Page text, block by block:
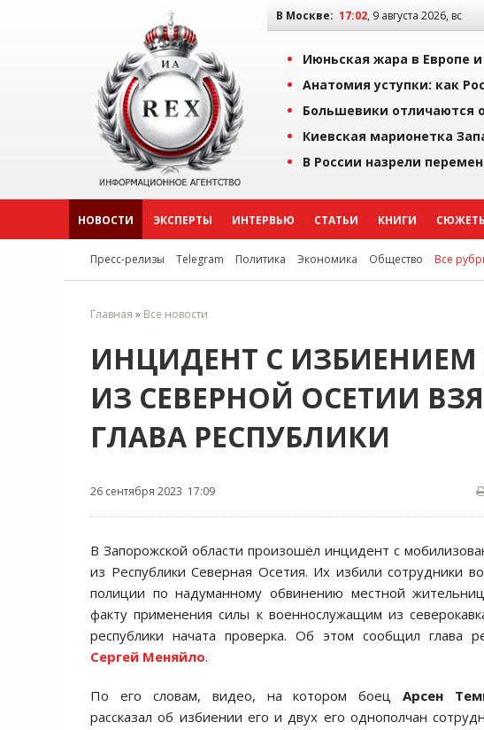
В Москве: 17:02, 9 августа 2026, вс
Июньская жара в Европе
Анатомия уступки: как
Большевики отличаются
Киевская марионетка
В России назрели
НОВОСТИ ЭКСПЕРТЫ ИНТЕРВЬЮ СТАТЬИ КНИГИ
Пресс-релизы Telegram Политика Экономика Общество Все
Главная » Все новости
ИНЦИДЕНТ С
ИЗ СЕВЕРНОЙ ОСЕТИИ
ГЛАВА РЕСПУБЛИКИ
26 сентября 2023 17:09
В Запорожской области произошёл инцидент с
из Республики Северная Осетия. Их избили сотрудники
полиции по надуманному обвинению местной
факту применения силы к военнослужащим из
республики начата проверка. Об этом сообщил глава
Сергей Меняйло.
По его словам, видео, на котором боецАрсен
рассказал об избиении его и двух его однополчан